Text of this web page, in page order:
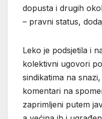
dopusta i drugih
– pravni status,
Leko je podsjetila i
kolektivni ugovori
sindikatima na
komentari na
zaprimljeni putem